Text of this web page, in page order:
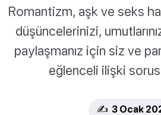
Romantizm, aşk ve seks
düşüncelerinizi,
paylaşmanız için siz ve
eğlenceli ilişki
✍️ 3 Ocak